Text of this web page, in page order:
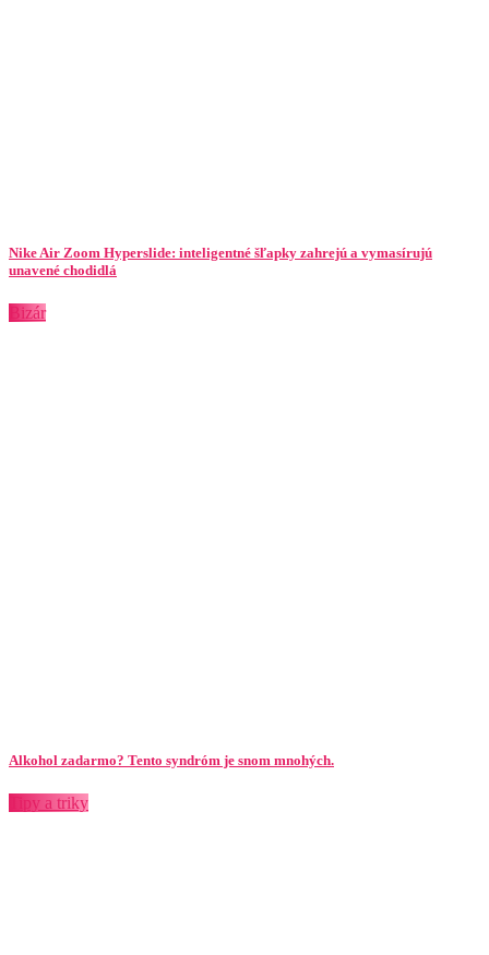
Nike Air Zoom Hyperslide: inteligentné šľapky zahrejú a vymasírujú
unavené chodidlá
Bizár
Alkohol zadarmo? Tento syndróm je snom mnohých.
Tipy a triky